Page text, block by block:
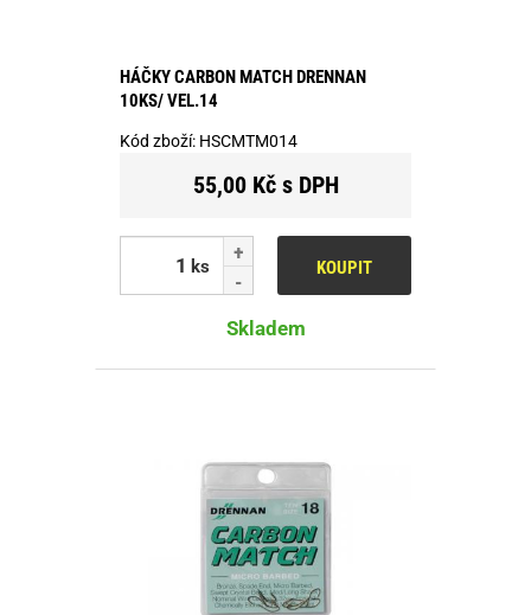
HÁČKY CARBON MATCH DRENNAN
10KS/ VEL.14
Kód zboží: HSCMTM014
55,00 Kč s DPH
ks KOUPIT
Skladem